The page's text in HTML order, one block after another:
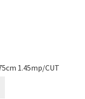
1.45mp/CUT